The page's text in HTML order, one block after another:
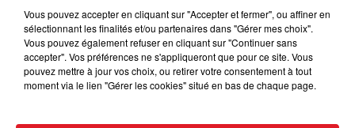
Vous pouvez accepter en cliquant sur "Accepter et fermer", ou affiner en
sélectionnant les finalités et/ou partenaires dans "Gérer mes choix".
Vous pouvez également refuser en cliquant sur "Continuer sans
accepter". Vos préférences ne s'appliqueront que pour ce site. Vous
pouvez mettre à jour vos choix, ou retirer votre consentement à tout
moment via le lien "Gérer les cookies" situé en bas de chaque page.